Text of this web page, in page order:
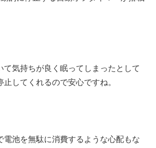
て気持ちが良く眠ってしまったとして
止してくれるので安心ですね。
電池を無駄に消費するような心配もな